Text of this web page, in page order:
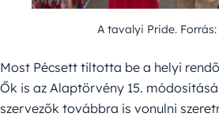
A tavalyi Pride.
Most Pécsett tiltotta be a helyi
Ők is az Alaptörvény 15.
szervezők továbbra is vonulni